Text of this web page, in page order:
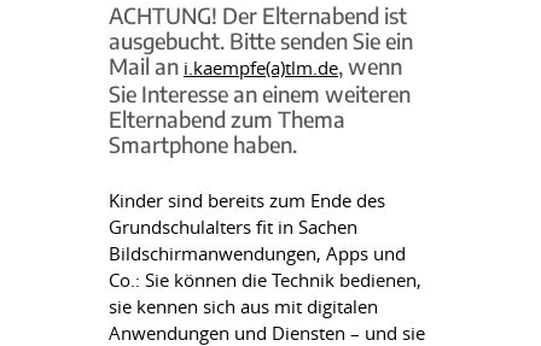
ACHTUNG! Der Elternabend ist
ausgebucht. Bitte senden Sie ein
Mail an i.kaempfe(a)tlm.de, wenn
Sie Interesse an einem weiteren
Elternabend zum Thema
Smartphone haben.
Kinder sind bereits zum Ende des
Grundschulalters fit in Sachen
Bildschirmanwendungen, Apps und
Co.: Sie können die Technik bedienen,
sie kennen sich aus mit digitalen
Anwendungen und Diensten – und sie